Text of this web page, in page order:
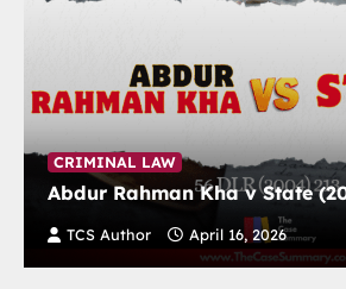
CRIMINAL LAW
Abdur Rahman Kha v State
TCS Author April 16, 2026